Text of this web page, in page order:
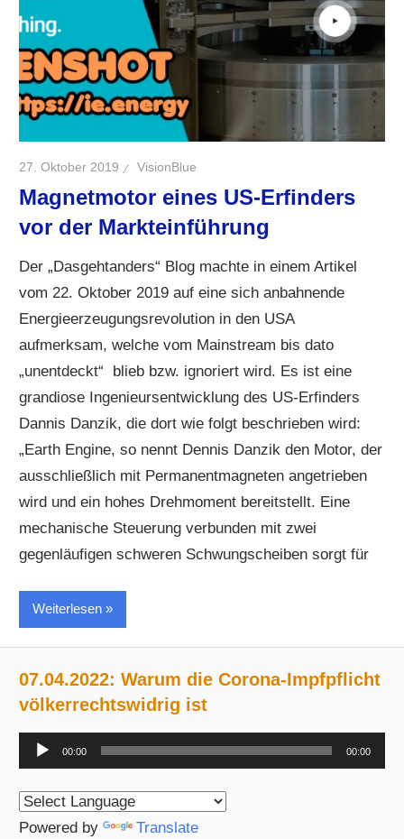
27. Oktober 2019 VisionBlue
Magnetmotor eines US-Erfinders
vor der Markteinführung
Der „Dasgehtanders“ Blog machte in einem Artikel
vom 22. Oktober 2019 auf eine sich anbahnende
Energieerzeugungsrevolution in den USA
aufmerksam, welche vom Mainstream bis dato
„unentdeckt“ blieb bzw. ignoriert wird. Es ist eine
grandiose Ingenieursentwicklung des US-Erfinders
Dannis Danzik, die dort wie folgt beschrieben wird:
„Earth Engine, so nennt Dennis Danzik den Motor, der
ausschließlich mit Permanentmagneten angetrieben
wird und ein hohes Drehmoment bereitstellt. Eine
mechanische Steuerung verbunden mit zwei
gegenläufigen schweren Schwungscheiben sorgt für
Weiterlesen
07.04.2022: Warum die Corona-Impfpflicht
völkerrechtswidrig ist
Audio-
Player
00:00 00:00
Powered by Translate